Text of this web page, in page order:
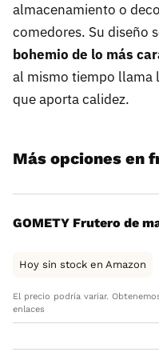
almacenamiento o
comedores. Su diseño
bohemio de lo más
al mismo tiempo llama
que aporta calidez.
Más opciones en
GOMETY Frutero de
Hoy sin stock en Amazon
El precio podría variar.
enlaces